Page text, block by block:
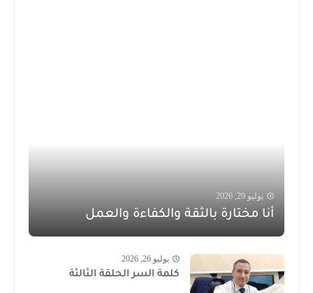
يوليو 29, 2026
أنا مختارة بالثقة والكفاءة والعمل
يوليو 26, 2026
كلمة السر الحلقة الثالثة